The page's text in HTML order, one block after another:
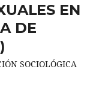
EN
DE
SOCIOLÓGICA